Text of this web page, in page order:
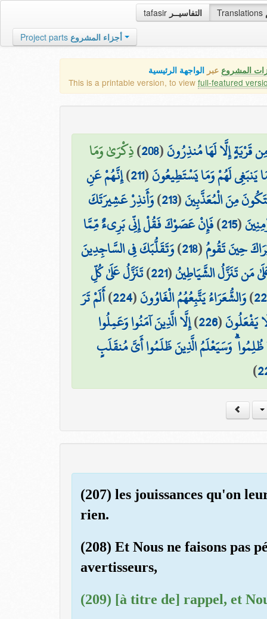
tafasir التفاسيــر Translations
Project parts أجزاء المشروع
المشروع عبر الواجهة الرئيسية
This is a printable version, to view full-featured
قَرْيَةٍ إِلَّا لَهَا مُنذِرُونَ(
208
)ذِكْرَىٰ وَمَا
يَنبَغِي لَهُمْ وَمَا يَسْتَطِيعُونَ(
211
)إِنَّهُمْ عَنِ
مِنَ الْمُعَذَّبِينَ(
213
)وَأَنذِرْ عَشِيرَتَكَ
(
215
)فَإِنْ عَصَوْكَ فَقُلْ إِنِّي بَرِيءٌ مِّمَّا
حِينَ تَقُومُ(
218
)وَتَقَلُّبَكَ فِي السَّاجِدِينَ
مَن تَنَزَّلُ الشَّيَاطِينُ(
221
)تَنَزَّلُ عَلَىٰ كُلِّ
)وَالشُّعَرَاءُ يَتَّبِعُهُمُ الْغَاوُونَ(
224
)أَلَمْ تَرَ
يَفْعَلُونَ(
226
)إِلَّا الَّذِينَ آمَنُوا وَعَمِلُوا
ظُلِمُوا ۗ وَسَيَعْلَمُ الَّذِينَ ظَلَمُوا أَيَّ مُنقَلَبٍ
)
(207) les jouissances qu'on
rien.
(208) Et Nous ne faisons pas
avertisseurs,
(209) [à titre de] rappel, et